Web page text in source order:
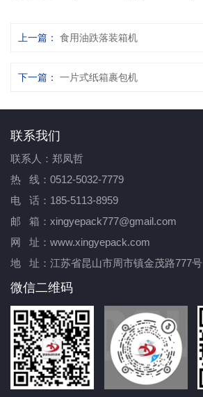
上一篇： 食用油跌落装箱机
下一篇： 一片式纸箱裹包机
联系我们
联系人：郑凤哲
热 线：0512-5032-7779
电 话：185-5113-8959
邮 箱：xingyepack777@gmail.com
网 址：www.xingyepack.com
地 址：江苏省昆山市周市镇金茂路777号
微信二维码